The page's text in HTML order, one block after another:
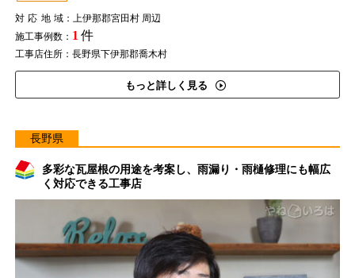
対応地域：上伊那郡宮田村 周辺
施工事例数： 1 件
工事店住所：長野県下伊那郡喬木村
もっと詳しく見る
長野県
多彩な瓦屋根の用途を考案し、雨漏り・雨樋修理にも幅広
く対応できる工事店